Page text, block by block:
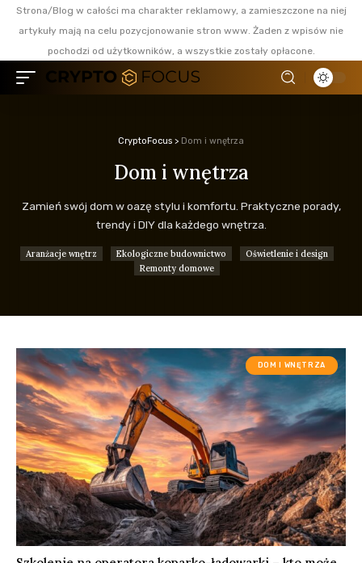
Strona/Blog w całości ma charakter reklamowy, a zamieszczone na niej
artykuły mają na celu pozycjonowanie stron www. Żaden z wpisów nie
pochodzi od użytkowników, a wszystkie zostały opłacone.
CryptoFocus > Dom i wnętrza
Dom i wnętrza
Zamień swój dom w oazę stylu i komfortu. Praktyczne porady,
trendy i DIY dla każdego wnętrza.
Aranżacje wnętrz Ekologiczne budownictwo
Oświetlenie i design
Remonty domowe
DOM I WNĘTRZA